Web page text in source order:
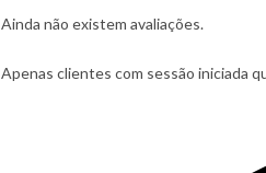
Ainda não existem avaliações.
Apenas clientes com sessão iniciada